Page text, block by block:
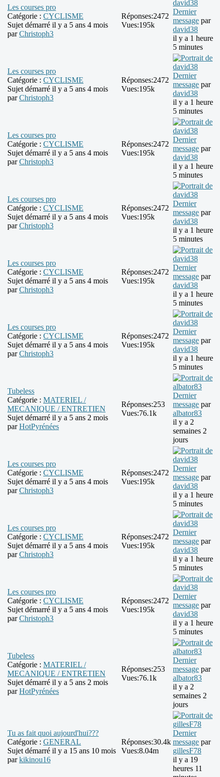
Les courses pro
Catégorie : CYCLISME
Sujet démarré il y a 5 ans 4 mois
parChristoph3
Réponses:2472
Vues:195k
Dernier
message par
david38
il y a 1 heure
5 minutes
Les courses pro
Catégorie : CYCLISME
Sujet démarré il y a 5 ans 4 mois
parChristoph3
Réponses:2472
Vues:195k
Dernier
message par
david38
il y a 1 heure
5 minutes
Les courses pro
Catégorie : CYCLISME
Sujet démarré il y a 5 ans 4 mois
parChristoph3
Réponses:2472
Vues:195k
Dernier
message par
david38
il y a 1 heure
5 minutes
Les courses pro
Catégorie : CYCLISME
Sujet démarré il y a 5 ans 4 mois
parChristoph3
Réponses:2472
Vues:195k
Dernier
message par
david38
il y a 1 heure
5 minutes
Les courses pro
Catégorie : CYCLISME
Sujet démarré il y a 5 ans 4 mois
parChristoph3
Réponses:2472
Vues:195k
Dernier
message par
david38
il y a 1 heure
5 minutes
Les courses pro
Catégorie : CYCLISME
Sujet démarré il y a 5 ans 4 mois
parChristoph3
Réponses:2472
Vues:195k
Dernier
message par
david38
il y a 1 heure
5 minutes
Tubeless
Catégorie : MATERIEL /
MECANIQUE / ENTRETIEN
Sujet démarré il y a 5 ans 2 mois
parHotPyrénées
Réponses:253
Vues:76.1k
Dernier
message par
albator83
il y a 2
semaines 2
jours
Les courses pro
Catégorie : CYCLISME
Sujet démarré il y a 5 ans 4 mois
parChristoph3
Réponses:2472
Vues:195k
Dernier
message par
david38
il y a 1 heure
5 minutes
Les courses pro
Catégorie : CYCLISME
Sujet démarré il y a 5 ans 4 mois
parChristoph3
Réponses:2472
Vues:195k
Dernier
message par
david38
il y a 1 heure
5 minutes
Les courses pro
Catégorie : CYCLISME
Sujet démarré il y a 5 ans 4 mois
parChristoph3
Réponses:2472
Vues:195k
Dernier
message par
david38
il y a 1 heure
5 minutes
Tubeless
Catégorie : MATERIEL /
MECANIQUE / ENTRETIEN
Sujet démarré il y a 5 ans 2 mois
parHotPyrénées
Réponses:253
Vues:76.1k
Dernier
message par
albator83
il y a 2
semaines 2
jours
Tu as fait quoi aujourd'hui???
Catégorie : GENERAL
Sujet démarré il y a 15 ans 10 mois
parkikinou16
Réponses:30.4k
Vues:8.04m
Dernier
message par
gillesF78
il y a 19
heures 11